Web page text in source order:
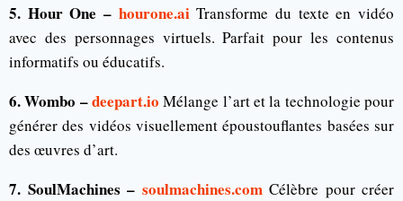
5. Hour One – hourone.aiTransforme du texte en vidéo
avec des personnages virtuels. Parfait pour les contenus
informatifs ou éducatifs.
6. Wombo –deepart.io Mélange l’art et la technologie pour
générer des vidéos visuellement époustouflantes basées sur
des œuvres d’art.
7. SoulMachines – soulmachines.comCélèbre pour créer